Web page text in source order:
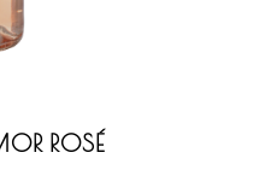
ROSÉ